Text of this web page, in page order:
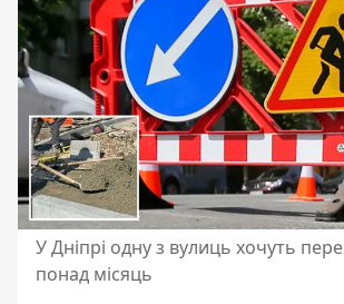
У Дніпрі одну з вулиць хочуть
понад місяць